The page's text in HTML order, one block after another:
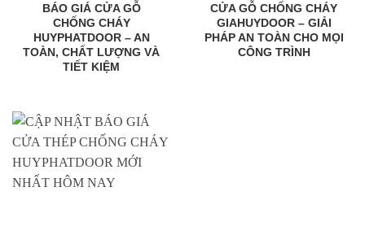
BÁO GIÁ CỬA GỖ
CHỐNG CHÁY
HUYPHATDOOR – AN
TOÀN, CHẤT LƯỢNG VÀ
TIẾT KIỆM
CỬA GỖ CHỐNG CHÁY
GIAHUYDOOR – GIẢI
PHÁP AN TOÀN CHO MỌI
CÔNG TRÌNH